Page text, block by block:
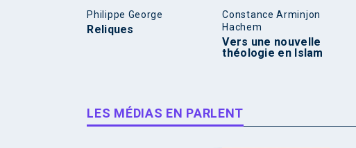
Philippe George
Reliques
Constance Arminjon
Hachem
Vers une nouvelle
théologie en Islam
LES MÉDIAS EN PARLENT